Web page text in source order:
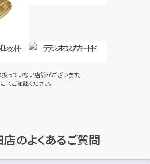
ット テレホンカード
っていない店舗がございます。
てご確認ください。
のよくあるご質問